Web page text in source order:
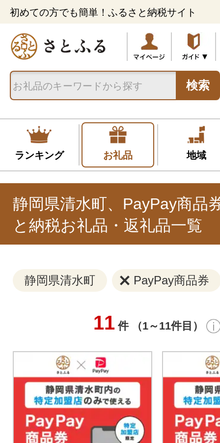
初めての方でも簡単！ふるさと納税サイト
検索
ランキング お礼品 地域
静岡県清水町、PayPay商品
と納税お礼品・返礼品一覧
静岡県清水町 PayPay商品券
11 件 （1～11件目）